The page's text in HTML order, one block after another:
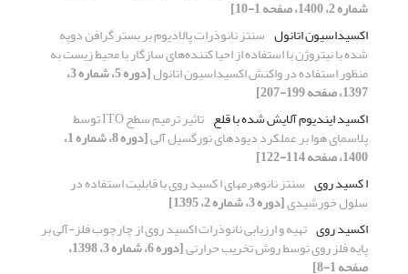
شماره 2، 1400، صفحه 1-10]
اکسیداسیون اتانول سنتز نانوذرات پالادیوم بر بستر گرافن دوپه
شده با نیتروژن با استفاده از احیا کننده‌های سازگار با محیط زیست به
منظور استفاده در واکنش اکسیداسیون اتانول [دوره 5، شماره 3،
1397، صفحه 199-207]
اکسید ایندیوم آلایش شده با قلع
تاثیر ترمیم سطح ITO توسط
پلاسمای هوا بر عملکرد دیودهای نورگسیل آلی [دوره 8، شماره 1،
1400، صفحه 114-122]
ا کسید روی سنتز نانوهرمهای ا کسید روی با قابلیت استفاده در
سلول خورشیدی[دوره 3، شماره 2، 1395]
اکسید روی تهیه و ارزیابی نانوذرات اکسید روی از چارچوب فلز-آلی بر
پایه فلز روی توسط روش تخریب حرارتی [دوره 6، شماره 3، 1398،
صفحه 1-8]